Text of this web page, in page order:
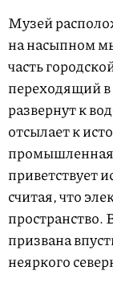
Музей
на насыпном
часть
переходящий
развернут к
отсылает к
промышленная
приветствует
считая, что
пространство.
призвана
неяркого